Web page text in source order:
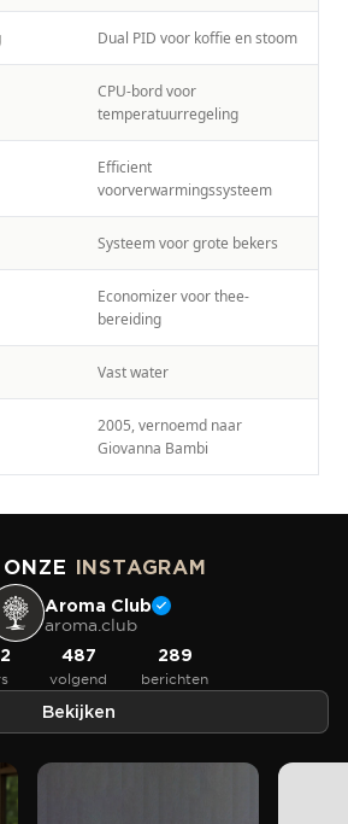
Dual PID voor koffie en stoom
CPU-bord voor
temperatuurregeling
Efficient
voorverwarmingssysteem
Systeem voor grote bekers
Economizer voor thee-
bereiding
Vast water
2005, vernoemd naar
Giovanna Bambi
INSTAGRAM
Aroma Club
aroma.club
487
volgend
289
berichten
Bekijken